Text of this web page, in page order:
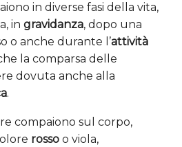
in diverse fasi della vita,
in gravidanza, dopo una
o anche durante l’attività
la comparsa delle
dovuta anche alla
.
compaiono sul corpo,
rosso o viola,